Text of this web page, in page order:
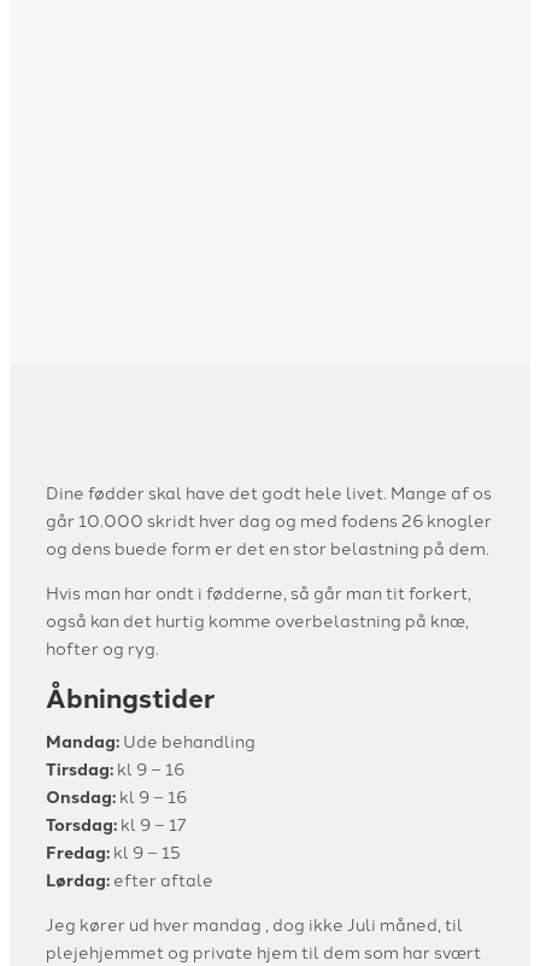
Dine fødder skal have det godt hele livet. Mange af os
går 10.000 skridt hver dag og med fodens 26 knogler
og dens buede form er det en stor belastning på dem.
Hvis man har ondt i fødderne, så går man tit forkert,
også kan det hurtig komme overbelastning på knæ,
hofter og ryg.
Åbningstider
Mandag: Ude behandling
Tirsdag: kl 9 – 16
Onsdag: kl 9 – 16
Torsdag: kl 9 – 17
Fredag: kl 9 – 15
Lørdag: efter aftale
Jeg kører ud hver mandag , dog ikke Juli måned, til
plejehjemmet og private hjem til dem som har svært